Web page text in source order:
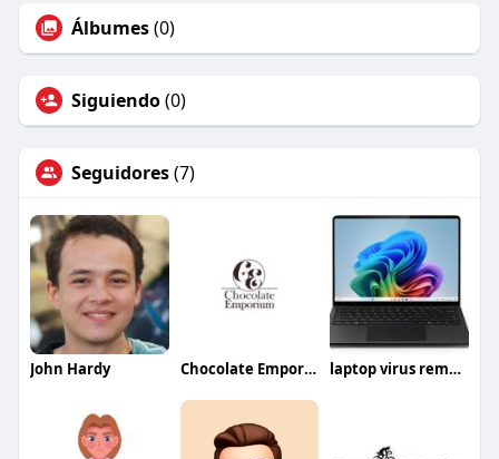
Álbumes(0)
Siguiendo(0)
Seguidores(7)
John Hardy Chocolate Emporium laptop virus removal london